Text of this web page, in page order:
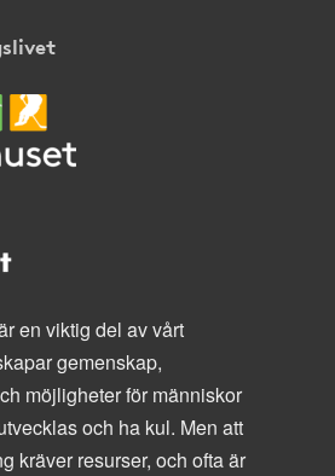
en viktig del av vårt
gemenskap,
möjligheter för människor
och ha kul. Men att
kräver resurser, och ofta är